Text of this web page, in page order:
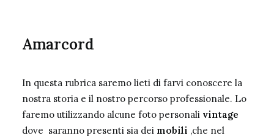
Amarcord
In questa rubrica saremo lieti di farvi conoscere la
nostra storia e il nostro percorso professionale. Lo
faremo utilizzando alcune foto personali vintage
dove saranno presenti sia dei mobili ,che nel